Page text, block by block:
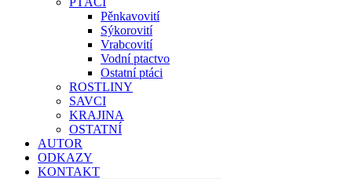
Pěnkavovití
Sýkorovití
Vrabcovití
Vodní ptactvo
Ostatní ptáci
ROSTLINY
SAVCI
KRAJINA
OSTATNÍ
AUTOR
ODKAZY
KONTAKT